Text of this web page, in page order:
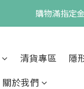
購物滿指定
清貨專區
隱
關於我們